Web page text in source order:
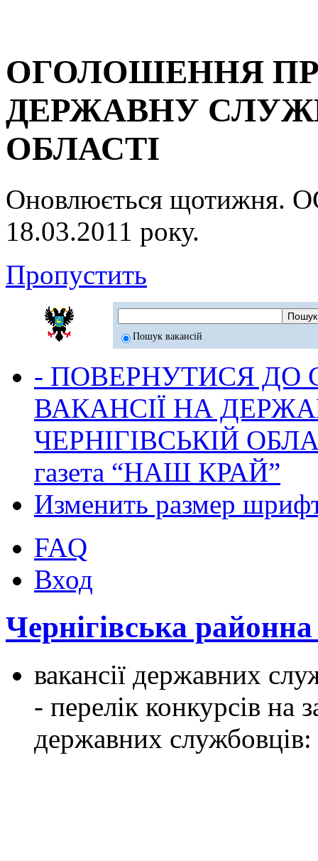
ОГОЛОШЕННЯ
ДЕРЖАВНУ
ОБЛАСТІ
Оновлюється
18.03.2011 року.
Пропустить
Пошук вакансій
- ПОВЕРНУТИСЯ ДО
ВАКАНСІЇ НА
ЧЕРНІГІВСЬКІЙ
газета “НАШ КРАЙ”
Изменить размер
FAQ
Вход
Чернігівська
вакансії державних
- перелік конкурсів на
державних службовців: